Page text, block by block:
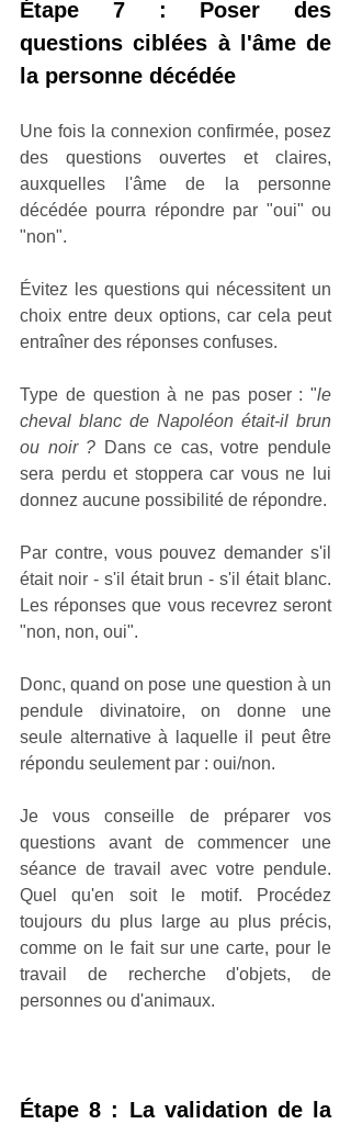
Étape 7 : Poser des
questions ciblées à l'âme de
la personne décédée
Une fois la connexion confirmée, posez
des questions ouvertes et claires,
auxquelles l'âme de la personne
décédée pourra répondre par "oui" ou
"non".
Évitez les questions qui nécessitent un
choix entre deux options, car cela peut
entraîner des réponses confuses.
Type de question à ne pas poser : "le
cheval blanc de Napoléon était-il brun
ou noir ? Dans ce cas, votre pendule
sera perdu et stoppera car vous ne lui
donnez aucune possibilité de répondre.
Par contre, vous pouvez demander s'il
était noir - s'il était brun - s'il était blanc.
Les réponses que vous recevrez seront
"non, non, oui".
Donc, quand on pose une question à un
pendule divinatoire, on donne une
seule alternative à laquelle il peut être
répondu seulement par : oui/non.
Je vous conseille de préparer vos
questions avant de commencer une
séance de travail avec votre pendule.
Quel qu'en soit le motif. Procédez
toujours du plus large au plus précis,
comme on le fait sur une carte, pour le
travail de recherche d'objets, de
personnes ou d'animaux.
Étape 8 : La validation de la